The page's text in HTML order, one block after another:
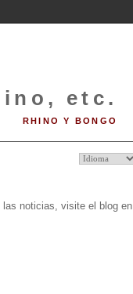
etc.
RHINO Y BONGO
las noticias, visite el blog en